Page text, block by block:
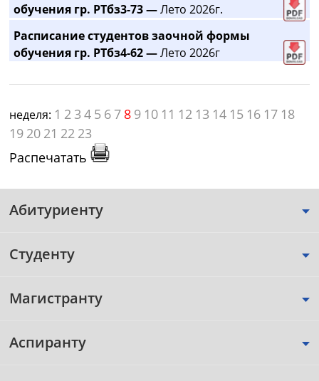
обучения гр. РТбз3-73 —Лето 2026г.
Расписание студентов заочной формы
обучения гр. РТбз4-62 —Лето 2026г
неделя: 1 2 3 4 5 6 7 8 9 10 11 12 13 14 15 16 17 18
19 20 21 22 23
Распечатать
Абитуриенту
Студенту
Магистранту
Аспиранту